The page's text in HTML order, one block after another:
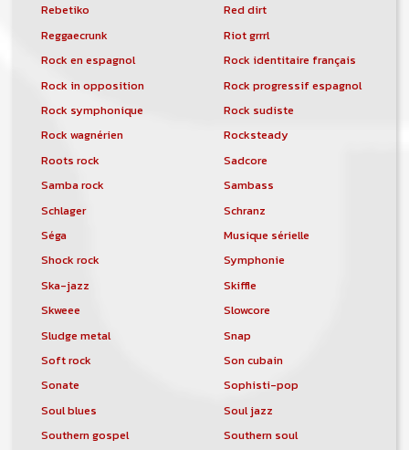
Rebetiko
Red dirt
Reggaecrunk
Riot grrrl
Rock en espagnol
Rock identitaire français
Rock in opposition
Rock progressif espagnol
Rock symphonique
Rock sudiste
Rock wagnérien
Rocksteady
Roots rock
Sadcore
Samba rock
Sambass
Schlager
Schranz
Séga
Musique sérielle
Shock rock
Symphonie
Ska-jazz
Skiffle
Skweee
Slowcore
Sludge metal
Snap
Soft rock
Son cubain
Sonate
Sophisti-pop
Soul blues
Soul jazz
Southern gospel
Southern soul